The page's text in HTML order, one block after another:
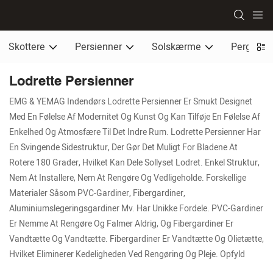
Skottere Persienner Solskærme Pergola
Lodrette Persienner
EMG & YEMAG Indendørs Lodrette Persienner Er Smukt Designet
Med En Følelse Af Modernitet Og Kunst Og Kan Tilføje En Følelse Af
Enkelhed Og Atmosfære Til Det Indre Rum. Lodrette Persienner Har
En Svingende Sidestruktur, Der Gør Det Muligt For Bladene At
Rotere 180 Grader, Hvilket Kan Dele Sollyset Lodret. Enkel Struktur,
Nem At Installere, Nem At Rengøre Og Vedligeholde. Forskellige
Materialer Såsom PVC-Gardiner, Fibergardiner,
Aluminiumslegeringsgardiner Mv. Har Unikke Fordele. PVC-Gardiner
Er Nemme At Rengøre Og Falmer Aldrig, Og Fibergardiner Er
Vandtætte Og Vandtætte. Fibergardiner Er Vandtætte Og Olietætte,
Hvilket Eliminerer Kedeligheden Ved Rengøring Og Pleje. Opfyld